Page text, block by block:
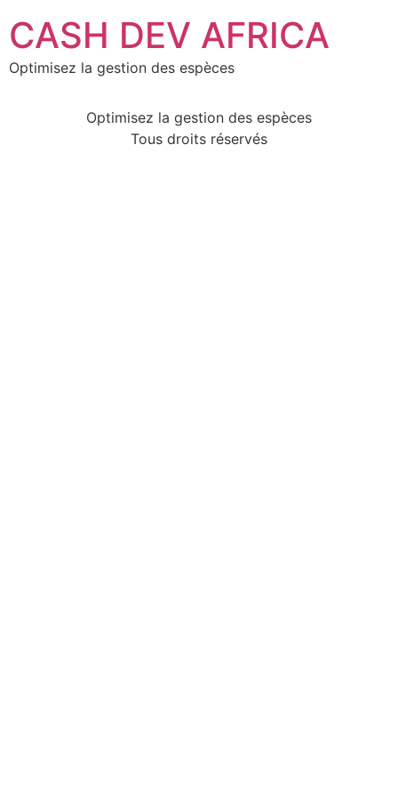
CASH DEV AFRICA
Optimisez la gestion des espèces
Optimisez la gestion des espèces
Tous droits réservés